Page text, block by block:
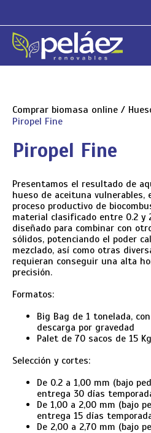
Comprar biomasa online /
Piropel Fine
Piropel Fine
Presentamos el resultado de
hueso de aceituna
proceso productivo de
material clasificado entre 0.2 y
diseñado para combinar con
sólidos, potenciando el poder
mezclado, así como otras
requieran conseguir una alta
precisión.
Formatos:
Big Bag de 1 tonelada,
descarga por gravedad
Palet de 70 sacos de 15 Kg
Selección y cortes:
De 0.2 a 1,00 mm (bajo
entrega 30 días
De 1,00 a 2,00 mm (bajo
entrega 15 días
De 2,00 a 2,70 mm (bajo